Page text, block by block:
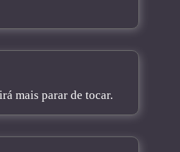
mais parar de tocar.